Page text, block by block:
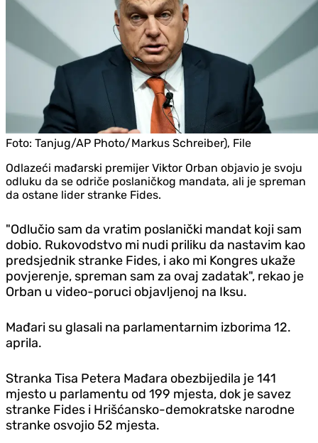
Foto: Tanjug/AP Photo/Markus Schreiber), File
Odlazeći mađarski premijer Viktor Orban objavio je svoju
odluku da se odriče poslaničkog mandata, ali je spreman
da ostane lider stranke Fides.
"Odlučio sam da vratim poslanički mandat koji sam
dobio. Rukovodstvo mi nudi priliku da nastavim kao
predsjednik stranke Fides, i ako mi Kongres ukaže
povjerenje, spreman sam za ovaj zadatak", rekao je
Orban u video-poruci objavljenoj na Iksu.
Mađari su glasali na parlamentarnim izborima 12.
aprila.
Stranka Tisa Petera Mađara obezbijedila je 141
mjesto u parlamentu od 199 mjesta, dok je savez
stranke Fides i Hrišćansko-demokratske narodne
stranke osvojio 52 mjesta.